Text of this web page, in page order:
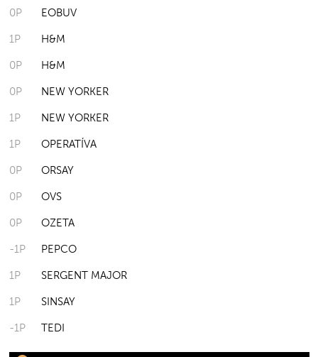
0P EOBUV
1P H&M
0P H&M
0P NEW YORKER
1P NEW YORKER
1P OPERATÍVA
0P ORSAY
0P OVS
0P OZETA
-1P PEPCO
1P SERGENT MAJOR
1P SINSAY
-1P TEDI